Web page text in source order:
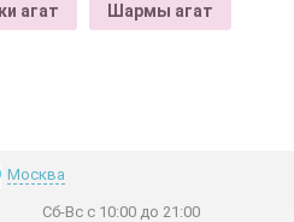
агат Шармы агат
Москва
Сб-Вс с 10:00 до 21:00